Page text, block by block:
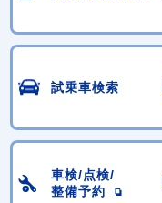
試乗車検索
車検/点検/
整備予約